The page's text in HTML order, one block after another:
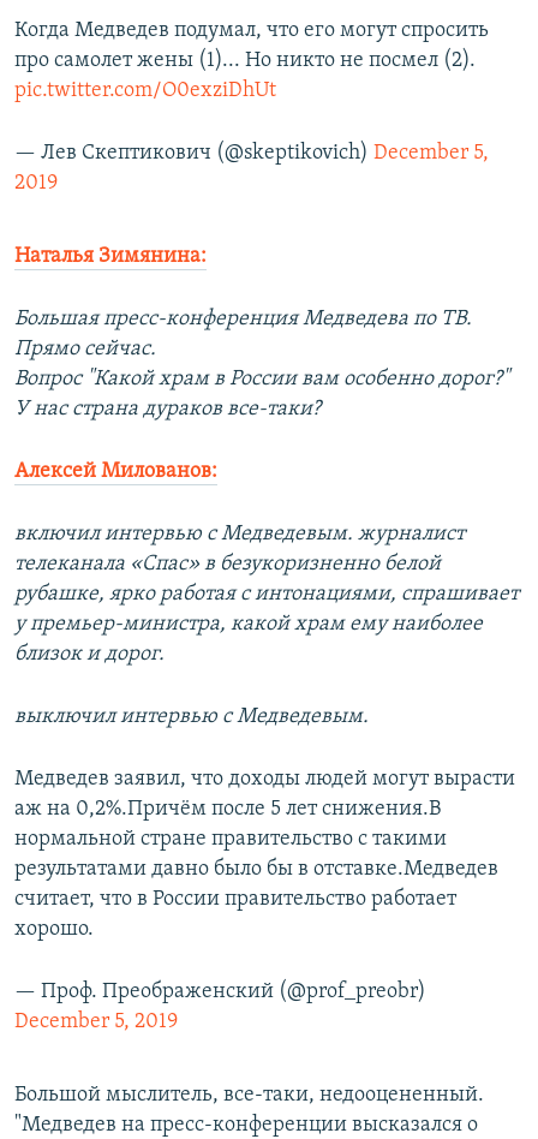
Когда Медведев подумал, что его могут спросить
про самолет жены (1)... Но никто не посмел (2).
pic.twitter.com/O0exziDhUt
— Лев Скептикович (@skeptikovich) December 5,
2019
Наталья Зимянина:
Большая пресс-конференция Медведева по ТВ.
Прямо сейчас.
Вопрос "Какой храм в России вам особенно дорог?"
У нас страна дураков все-таки?
Алексей Милованов:
включил интервью с Медведевым. журналист
телеканала «Спас» в безукоризненно белой
рубашке, ярко работая с интонациями, спрашивает
у премьер-министра, какой храм ему наиболее
близок и дорог.
выключил интервью с Медведевым.
Медведев заявил, что доходы людей могут вырасти
аж на 0,2%.Причём после 5 лет снижения.В
нормальной стране правительство с такими
результатами давно было бы в отставке.Медведев
считает, что в России правительство работает
хорошо.
— Проф. Преображенский (@prof_preobr)
December 5, 2019
Большой мыслитель, все-таки, недооцененный.
"Медведев на пресс-конференции высказался о